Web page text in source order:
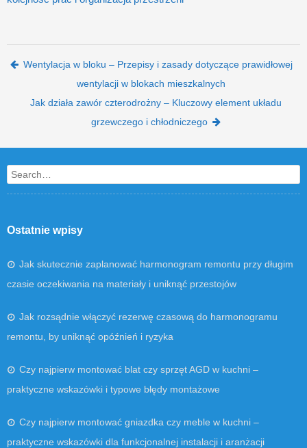
Post navigation
Wentylacja w bloku – Przepisy i zasady dotyczące prawidłowej
wentylacji w blokach mieszkalnych
Jak działa zawór czterodrożny – Kluczowy element układu
grzewczego i chłodniczego
Search
Ostatnie wpisy
Jak skutecznie zaplanować harmonogram remontu przy długim
czasie oczekiwania na materiały i uniknąć przestojów
Jak rozsądnie włączyć rezerwę czasową do harmonogramu
remontu, by uniknąć opóźnień i ryzyka
Czy najpierw montować blat czy sprzęt AGD w kuchni –
praktyczne wskazówki i typowe błędy montażowe
Czy najpierw montować gniazdka czy meble w kuchni –
praktyczne wskazówki dla funkcjonalnej instalacji i aranżacji